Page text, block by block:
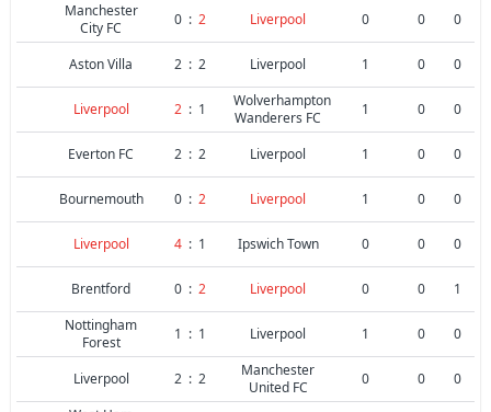
Manchester
City FC
0 : 2 Liverpool 0 0 0
Aston Villa 2 : 2 Liverpool 1 0 0
Liverpool 2 : 1
Wolverhampton
Wanderers FC
1 0 0
Everton FC 2 : 2 Liverpool 1 0 0
Bournemouth 0 : 2 Liverpool 1 0 0
Liverpool 4 : 1 Ipswich Town 0 0 0
Brentford 0 : 2 Liverpool 0 0
1
Nottingham
Forest
1 : 1 Liverpool 1 0 0
Liverpool 2 : 2
Manchester
United FC
0 0
0